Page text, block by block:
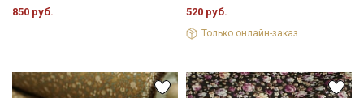
850 руб. 520 руб.
Только онлайн-заказ